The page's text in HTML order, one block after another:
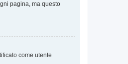
pagina, ma questo
come utente